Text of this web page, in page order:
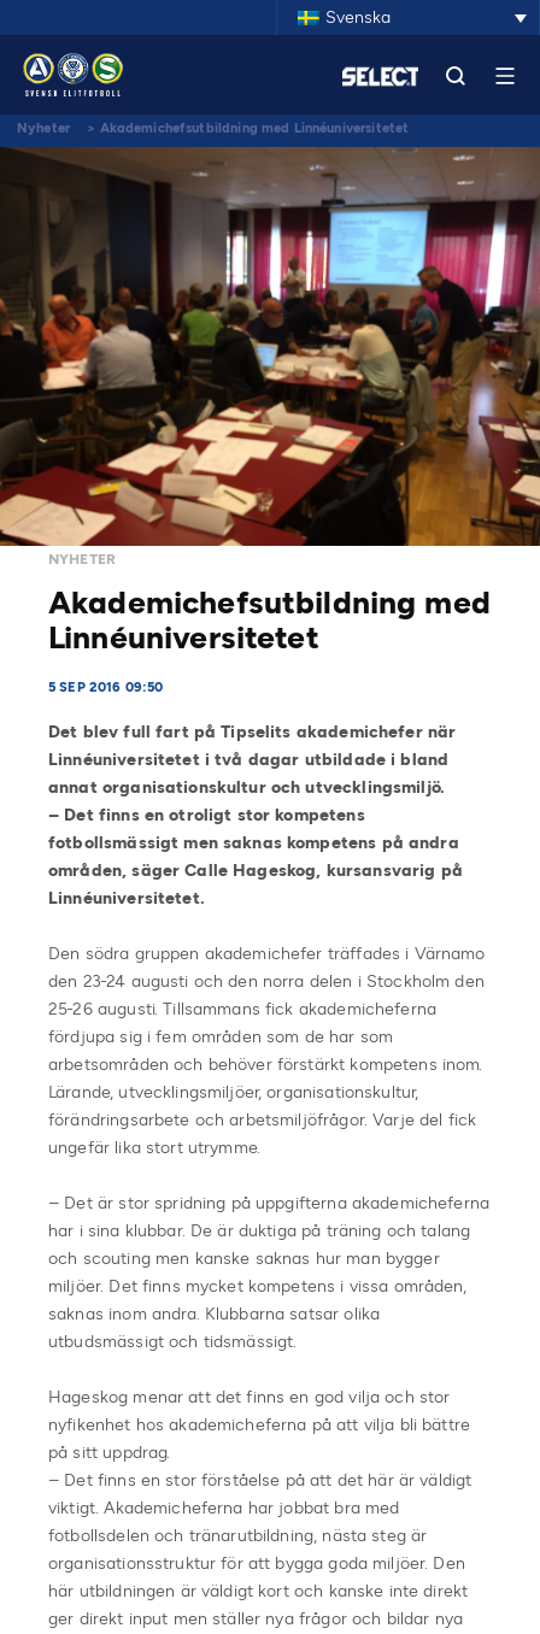
Svenska
Nyheter > Akademichefsutbildning med Linnéuniversitetet
NYHETER
Akademichefsutbildning med
Linnéuniversitetet
5 SEP 2016 09:50
Det blev full fart på Tipselits akademichefer när
Linnéuniversitetet i två dagar utbildade i bland
annat organisationskultur och utvecklingsmiljö.
– Det finns en otroligt stor kompetens
fotbollsmässigt men saknas kompetens på andra
områden, säger Calle Hageskog, kursansvarig på
Linnéuniversitetet.
Den södra gruppen akademichefer träffades i Värnamo
den 23-24 augusti och den norra delen i Stockholm den
25-26 augusti. Tillsammans fick akademicheferna
fördjupa sig i fem områden som de har som
arbetsområden och behöver förstärkt kompetens inom.
Lärande, utvecklingsmiljöer, organisationskultur,
förändringsarbete och arbetsmiljöfrågor. Varje del fick
ungefär lika stort utrymme.
– Det är stor spridning på uppgifterna akademicheferna
har i sina klubbar. De är duktiga på träning och talang
och scouting men kanske saknas hur man bygger
miljöer. Det finns mycket kompetens i vissa områden,
saknas inom andra. Klubbarna satsar olika
utbudsmässigt och tidsmässigt.
Hageskog menar att det finns en god vilja och stor
nyfikenhet hos akademicheferna på att vilja bli bättre
på sitt uppdrag.
– Det finns en stor förståelse på att det här är väldigt
viktigt. Akademicheferna har jobbat bra med
fotbollsdelen och tränarutbildning, nästa steg är
organisationsstruktur för att bygga goda miljöer. Den
här utbildningen är väldigt kort och kanske inte direkt
ger direkt input men ställer nya frågor och bildar nya